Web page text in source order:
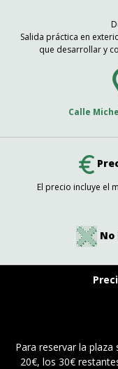
Salida práctica en
que desarrollar y
Calle
El precio incluye el
No
Para reservar la
20€, los 30€